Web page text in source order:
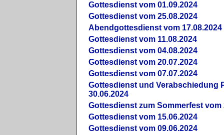
Gottesdienst vom 01.09.2024
Gottesdienst vom 25.08.2024
Abendgottesdienst vom 17.08.2024
Gottesdienst vom 11.08.2024
Gottesdienst vom 04.08.2024
Gottesdienst vom 20.07.2024
Gottesdienst vom 07.07.2024
Gottesdienst und Verabschiedung
30.06.2024
Gottesdienst zum Sommerfest vom
Gottesdienst vom 15.06.2024
Gottesdienst vom 09.06.2024